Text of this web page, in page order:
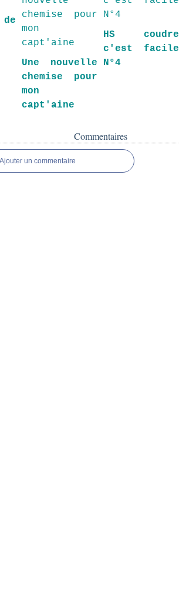
Une nouvelle
chemise pour
mon
capt'aine
HS coudre
c'est facile
N°4
Commentaires
Ajouter un commentaire